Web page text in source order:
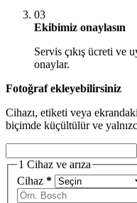
03
Ekibimiz onaylasın
Servis çıkış ücreti ve
onaylar.
Fotoğraf ekleyebilirsiniz
Cihazı, etiketi veya
biçimde küçültülür ve
1 Cihaz ve arıza
Cihaz *